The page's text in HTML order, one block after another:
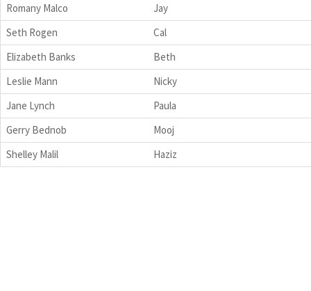
Romany Malco
Jay
Seth Rogen
Cal
Elizabeth Banks
Beth
Leslie Mann
Nicky
Jane Lynch
Paula
Gerry Bednob
Mooj
Shelley Malil
Haziz